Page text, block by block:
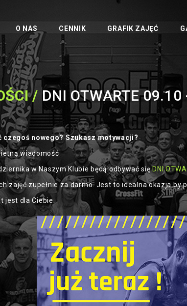
O NAS CENNIK GRAFIK ZAJĘĆ
/ DNI OTWARTE
czegoś nowego? Szukasz motywacji?
wiadomość
w Naszym Klubie będą odbywać sięDNI
zajęć zupełnie za darmo. Jest to idealna okazja
jest dla Ciebie.